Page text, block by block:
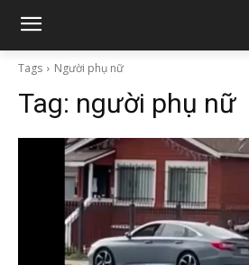
Tags Người phụ nữ
Tag: người phụ nữ